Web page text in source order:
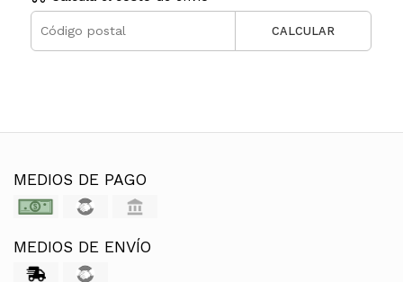
CALCULAR
MEDIOS DE PAGO
MEDIOS DE ENVÍO